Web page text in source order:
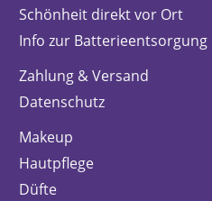
Schönheit direkt vor Ort
Info zur Batterieentsorgung
Zahlung & Versand
Datenschutz
Makeup
Hautpflege
Düfte